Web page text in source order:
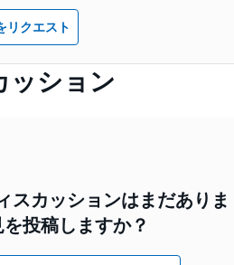
リクエスト
ッション
スカッションはまだありま
投稿しますか？